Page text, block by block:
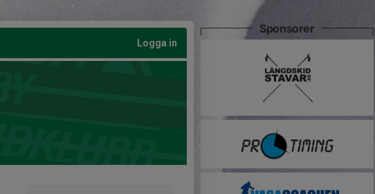
Logga in
Sponsorer